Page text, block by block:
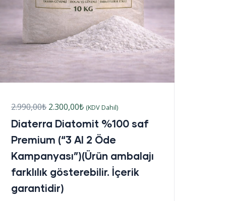
2.990,00₺ 2.300,00₺ (KDV Dahil)
Diaterra Diatomit %100 saf
Premium (“3 Al 2 Öde
Kampanyası”)(Ürün ambalajı
farklılık gösterebilir. İçerik
garantidir)